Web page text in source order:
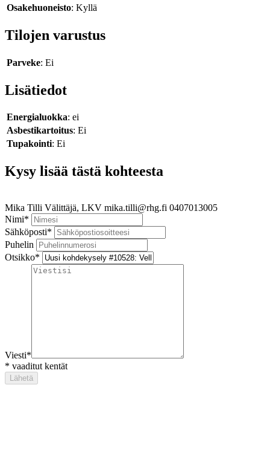
Osakehuoneisto: Kyllä
Tilojen varustus
Parveke: Ei
Lisätiedot
Energialuokka: ei
Asbestikartoitus: Ei
Tupakointi: Ei
Kysy lisää tästä kohteesta
Mika Tilli Välittäjä, LKV mika.tilli@rhg.fi 0407013005
Nimi*
Sähköposti*
Puhelin
Otsikko*
Viesti*
* vaaditut kentät